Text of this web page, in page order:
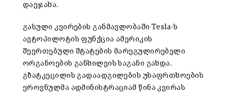
დაეჯახა.
გასული კვირების განმავლობაში Tesla-ს
ავტოპილოტის ფუნქცია ამერიკის
შეერთებული შტატების მარეგულირებელი
ორგანოების განხილვის საგანი გახდა.
გზატკეცილის გადაადგილების უსაფრთხოების
ეროვნულმა ადმინისტრაციამ წინა კვირას